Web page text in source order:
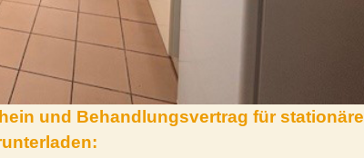
und Behandlungsvertrag für stationäre